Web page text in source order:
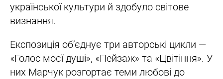
української культури й здобуло світове
визнання.
Експозиція об’єднує три авторські цикли —
«Голос моєї душі», «Пейзаж» та «Цвітіння». У
них Марчук розгортає теми любові до